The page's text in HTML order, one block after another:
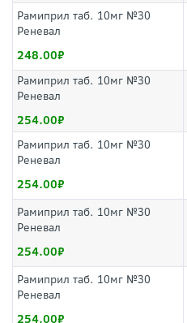
Рамиприл таб. 10мг №30
Реневал
248.00
Рамиприл таб. 10мг №30
Реневал
254.00
Рамиприл таб. 10мг №30
Реневал
254.00
Рамиприл таб. 10мг №30
Реневал
254.00
Рамиприл таб. 10мг №30
Реневал
254.00